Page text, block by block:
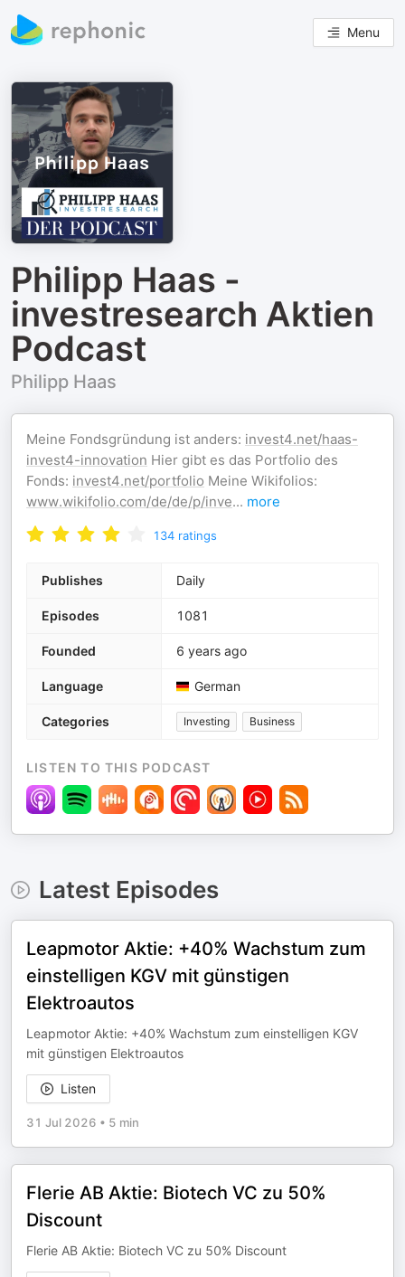
Menu
Philipp Haas -
investresearch Aktien
Podcast
Philipp Haas
Meine Fondsgründung ist anders: invest4.net/haas-
invest4-innovation Hier gibt es das Portfolio des
Fonds: invest4.net/portfolio Meine Wikifolios:
www.wikifolio.com/de/de/p/inve... more
134 ratings
Publishes Daily
Episodes 1081
Founded 6 years ago
Language German
Categories Investing Business
LISTEN TO THIS PODCAST
Latest Episodes
Leapmotor Aktie: +40% Wachstum zum
einstelligen KGV mit günstigen
Elektroautos
Leapmotor Aktie: +40% Wachstum zum einstelligen KGV
mit günstigen Elektroautos
Listen
31 Jul 2026 • 5 min
Flerie AB Aktie: Biotech VC zu 50%
Discount
Flerie AB Aktie: Biotech VC zu 50% Discount